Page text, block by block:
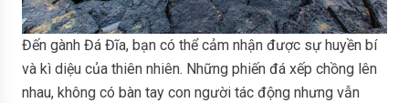
Đến gành Đá Đĩa, bạn có thể cảm nhận được sự huyền bí
và kì diệu của thiên nhiên. Những phiến đá xếp chồng lên
nhau, không có bàn tay con người tác động nhưng vẫn